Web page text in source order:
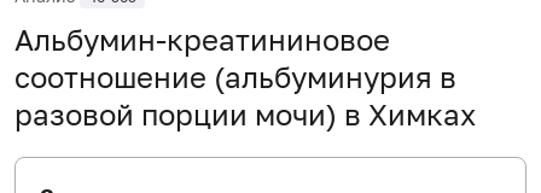
Альбумин-креатининовое
соотношение (альбуминурия в
разовой порции мочи) в Химках